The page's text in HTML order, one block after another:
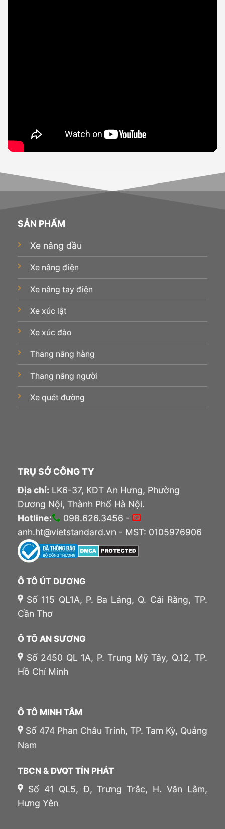
SẢN PHẨM
Xe nâng dầu
Xe nâng điện
Xe nâng tay điện
Xe xúc lật
Xe xúc đào
Thang nâng hàng
Thang nâng người
Xe quét đường
TRỤ SỞ CÔNG TY
Địa chỉ: LK6-37, KĐT An Hưng, Phường
Dương Nội, Thành Phố Hà Nội.
Hotline:
098.626.3456 -
anh.ht@vietstandard.vn - MST: 0105976906
Ô TÔ ÚT DƯƠNG
Số 115 QL1A, P. Ba Láng, Q. Cái Răng, TP.
Cần Thơ
Ô TÔ AN SƯƠNG
Số 2450 QL 1A, P. Trung Mỹ Tây, Q.12, TP.
Hồ Chí Minh
Ô TÔ MINH TÂM
Số 474 Phan Châu Trinh, TP. Tam Kỳ, Quảng
Nam
TBCN & DVQT TÍN PHÁT
Số 41 QL5, Đ, Trưng Trắc, H. Văn Lâm,
Hưng Yên